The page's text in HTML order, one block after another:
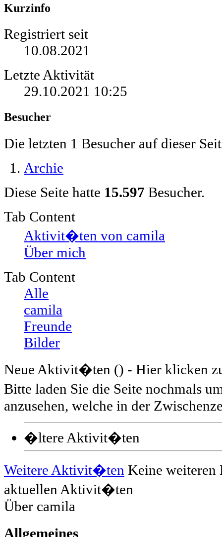
Kurzinfo
Registriert seit
10.08.2021
Letzte Aktivität
29.10.2021 10:25
Besucher
Die letzten 1 Besucher auf dieser
Archie
Diese Seite hatte 15.597 Besucher.
Tab Content
Aktivit�ten von camila
Über mich
Tab Content
Alle
camila
Freunde
Bilder
Neue Aktivit�ten () - Hier klicken
Bitte laden Sie die Seite nochmals
anzusehen, welche in der
�ltere Aktivit�ten
Weitere Aktivit�ten Keine weiteren
aktuellen Aktivit�ten
Über camila
Allgemeines